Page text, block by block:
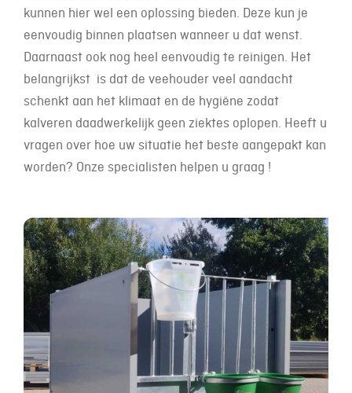
kunnen hier wel een oplossing bieden. Deze kun je
eenvoudig binnen plaatsen wanneer u dat wenst.
Daarnaast ook nog heel eenvoudig te reinigen. Het
belangrijkst is dat de veehouder veel aandacht
schenkt aan het klimaat en de hygiëne zodat
kalveren daadwerkelijk geen ziektes oplopen. Heeft u
vragen over hoe uw situatie het beste aangepakt kan
worden? Onze specialisten helpen u graag !
22 augustus 2019
Mono Kalverbox